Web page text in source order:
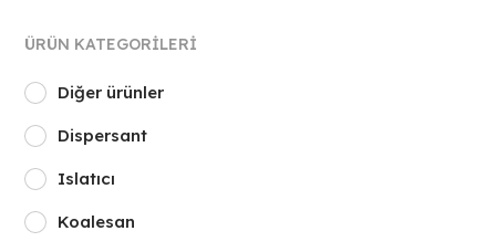
ÜRÜN KATEGORILERI
Diğer ürünler
Dispersant
Islatıcı
Koalesan